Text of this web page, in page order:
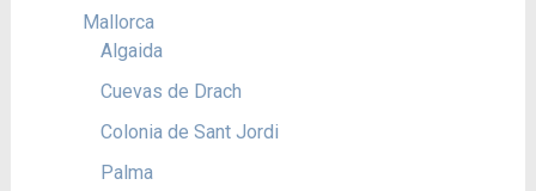
Mallorca
Algaida
Cuevas de Drach
Colonia de Sant Jordi
Palma